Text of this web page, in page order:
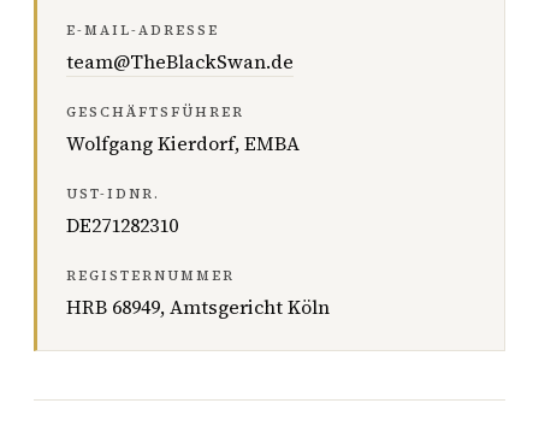
E-MAIL-ADRESSE
team@TheBlackSwan.de
GESCHÄFTSFÜHRER
Wolfgang Kierdorf, EMBA
UST-IDNR.
DE271282310
REGISTERNUMMER
HRB 68949, Amtsgericht Köln